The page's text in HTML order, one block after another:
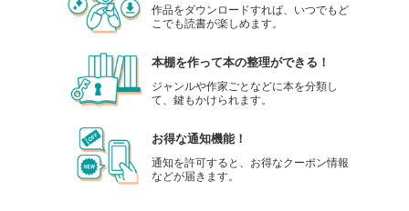
作品をダウンロードすれば、いつでもど
こでも読書が楽しめます。
本棚を作って本の整理ができる！
ジャンルや作家ごとなどに本を分類し
て、鍵もかけられます。
お得な通知機能！
通知を許可すると、お得なクーポン情報
などが届きます。